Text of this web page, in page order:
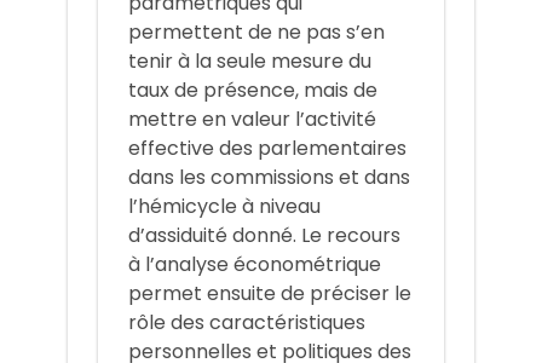
permettent de ne pas s’en
tenir à la seule mesure du
taux de présence, mais de
mettre en valeur l’activité
effective des parlementaires
dans les commissions et dans
l’hémicycle à niveau
d’assiduité donné. Le recours
à l’analyse économétrique
permet ensuite de préciser le
rôle des caractéristiques
personnelles et politiques des